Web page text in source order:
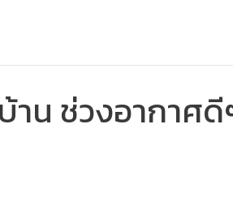
น ช่วงอากาศ